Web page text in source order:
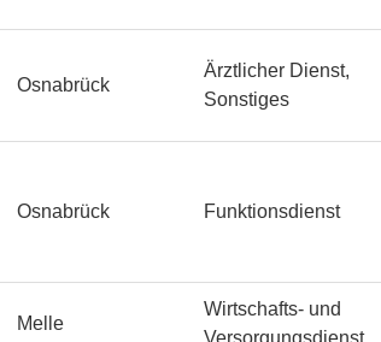
Osnabrück
Ärztlicher Dienst,
Sonstiges
Osnabrück Funktionsdienst
Melle
Wirtschafts- und